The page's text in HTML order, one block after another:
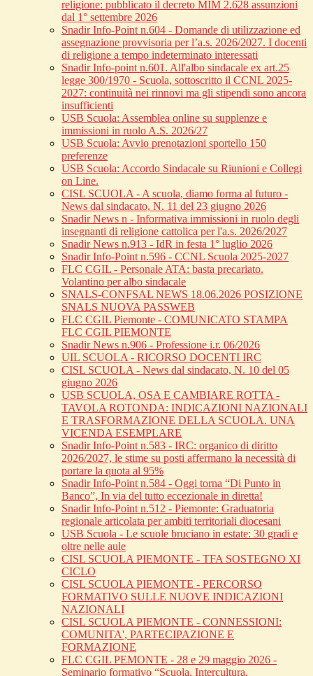
religione: pubblicato il decreto MIM 2.628 assunzioni
dal 1° settembre 2026
Snadir Info-Point n.604 - Domande di utilizzazione ed
assegnazione provvisoria per l’a.s. 2026/2027. I docenti
di religione a tempo indeterminato interessati
Snadir Info-point n.601. All'albo sindacale ex art.25
legge 300/1970 - Scuola, sottoscritto il CCNL 2025-
2027: continuità nei rinnovi ma gli stipendi sono ancora
insufficienti
USB Scuola: Assemblea online su supplenze e
immissioni in ruolo A.S. 2026/27
USB Scuola: Avvio prenotazioni sportello 150
preferenze
USB Scuola: Accordo Sindacale su Riunioni e Collegi
on Line.
CISL SCUOLA - A scuola, diamo forma al futuro -
News dal sindacato, N. 11 del 23 giugno 2026
Snadir News n - Informativa immissioni in ruolo degli
insegnanti di religione cattolica per l'a.s. 2026/2027
Snadir News n.913 - IdR in festa 1° luglio 2026
Snadir Info-Point n.596 - CCNL Scuola 2025-2027
FLC CGIL - Personale ATA: basta precariato.
Volantino per albo sindacale
SNALS-CONFSAL NEWS 18.06.2026 POSIZIONE
SNALS NUOVA PASSWEB
FLC CGIL Piemonte - COMUNICATO STAMPA
FLC CGIL PIEMONTE
Snadir News n.906 - Professione i.r. 06/2026
UIL SCUOLA - RICORSO DOCENTI IRC
CISL SCUOLA - News dal sindacato, N. 10 del 05
giugno 2026
USB SCUOLA, OSA E CAMBIARE ROTTA -
TAVOLA ROTONDA: INDICAZIONI NAZIONALI
E TRASFORMAZIONE DELLA SCUOLA. UNA
VICENDA ESEMPLARE
Snadir Info-Point n.583 - IRC: organico di diritto
2026/2027, le stime su posti affermano la necessità di
portare la quota al 95%
Snadir Info-Point n.584 - Oggi torna “Di Punto in
Banco”, In via del tutto eccezionale in diretta!
Snadir Info-Point n.512 - Piemonte: Graduatoria
regionale articolata per ambiti territoriali diocesani
USB Scuola - Le scuole bruciano in estate: 30 gradi e
oltre nelle aule
CISL SCUOLA PIEMONTE - TFA SOSTEGNO XI
CICLO
CISL SCUOLA PIEMONTE - PERCORSO
FORMATIVO SULLE NUOVE INDICAZIONI
NAZIONALI
CISL SCUOLA PIEMONTE - CONNESSIONI:
COMUNITA', PARTECIPAZIONE E
FORMAZIONE
FLC CGIL PEMONTE - 28 e 29 maggio 2026 -
Seminario formativo “Scuola, Intercultura,